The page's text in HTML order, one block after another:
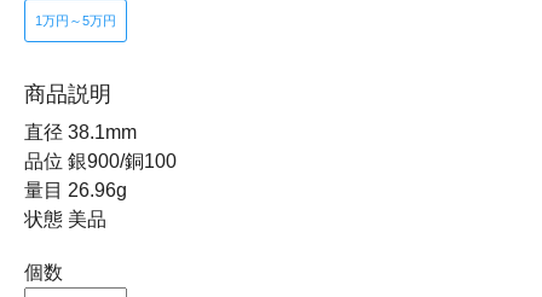
1万円～5万円
商品説明
直径 38.1mm
品位 銀900/銅100
量目 26.96g
状態 美品
個数